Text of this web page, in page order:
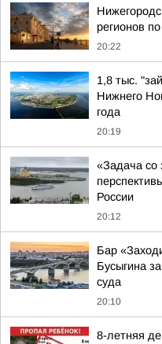
регионов
20:22
1,8 тыс.
Нижнего
года
20:19
«Задача со
России
20:12
Бар
Бусыгина
суда
20:10
8-летняя